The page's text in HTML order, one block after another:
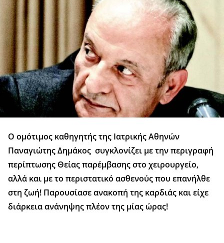
Ο ομότιμος καθηγητής της Ιατρικής Αθηνών
Παναγιώτης Δημάκος συγκλονίζει με την περιγραφή
περίπτωσης Θείας παρέμβασης στο χειρουργείο,
αλλά και με το περιστατικό ασθενούς που επανήλθε
στη ζωή! Παρουσίασε ανακοπή της καρδιάς και είχε
διάρκεια ανάνηψης πλέον της μίας ώρας!